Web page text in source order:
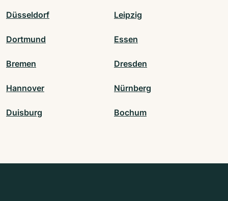
Düsseldorf Leipzig
Dortmund Essen
Bremen Dresden
Hannover Nürnberg
Duisburg Bochum